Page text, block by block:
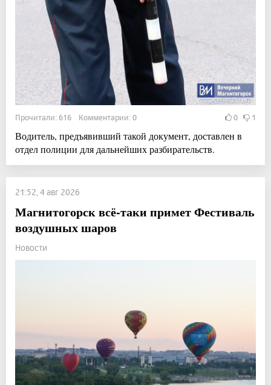
Прочитали: 616 Комментарии: 0 0 1
Водитель, предъявивший такой документ, доставлен в
отдел полиции для дальнейших разбирательств.
21:52, 4 авг 2026
Магнитогорск всё-таки примет Фестиваль
воздушных шаров
Новости